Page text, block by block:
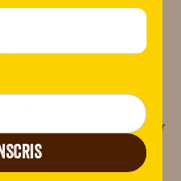
d’avoine, muesli maison,
ou courge.
déjeuner salé,
ajoutez
Pour un petit déjeuner
êtreincorporées dans vos